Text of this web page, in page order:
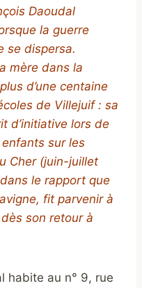
Daoudal
la guerre
se dispersa.
mère dans la
d’une centaine
de Villejuif : sa
d’initiative lors de
enfants sur les
Cher (juin-juillet
le rapport que
fit parvenir à
dès son retour à
habite au n° 9, rue